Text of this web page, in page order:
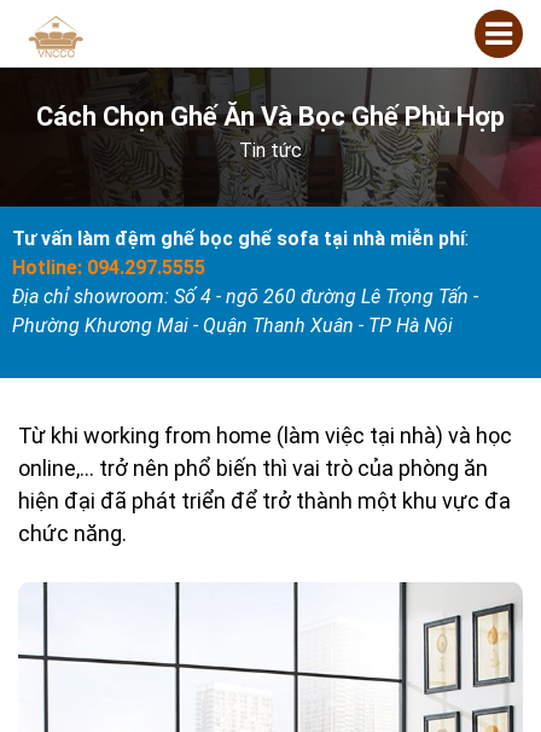
Cách Chọn Ghế Ăn Và Bọc Ghế Phù Hợp
Tin tức
Tư vấn làm đệm ghế bọc ghế sofa tại nhà miễn phí:
Hotline: 094.297.5555
Địa chỉ showroom: Số 4 - ngõ 260 đường Lê Trọng Tấn -
Phường Khương Mai - Quận Thanh Xuân - TP Hà Nội
Từ khi working from home (làm việc tại nhà) và học
online,… trở nên phổ biến thì vai trò của phòng ăn
hiện đại đã phát triển để trở thành một khu vực đa
chức năng.